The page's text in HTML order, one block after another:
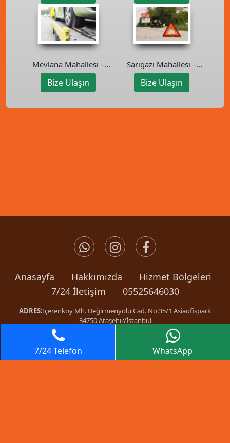
7/24 Telefon WhatsApp
Mevlana Mahallesi –
Ataşehir Oto Çekici
Bize Ulaşın
Sarıgazi Mahallesi –
Sancaktepe Oto Kurtarıcı
Bize Ulaşın
Anasayfa Hakkımızda
Hizmet Bölgeleri
7/24 İletişim
05525646030
ADRES:İçerenköy Mh. Değirmenyolu Cad. No:35/1 Asiaofispark
34750 Ataşehir/İstanbul
Web
Tasarım